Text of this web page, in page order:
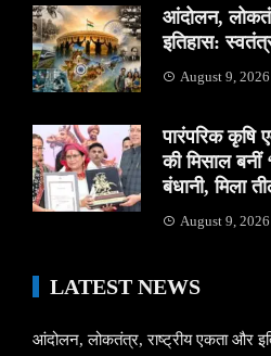
आंदोलन,
इतिहास:
August 9, 2026
पारंपरिक कृषि
की मिसाल बनीं
बंधानी, मिला
August 9, 2026
LATEST NEWS
आंदोलन, लोकतंत्र, राष्ट्रीय एकता और